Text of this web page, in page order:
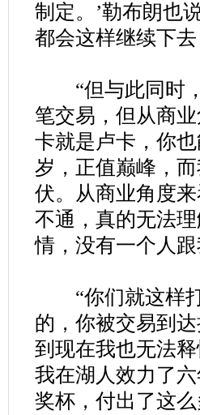
制定。’勒布朗也
都会这样继续下去
“但与此同时，
笔交易，但从商
卡就是卢卡，你
岁，正值巅峰，
伏。从商业角度
不通，真的无法
情，没有一个人跟
“你们就这样打
的，你被交易到
到现在我也无法
我在湖人效力了
奖杯，付出了这